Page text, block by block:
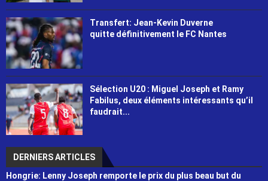
Transfert: Jean-Kevin Duverne
quitte définitivement le FC Nantes
Sélection U20 : Miguel Joseph et Ramy
Fabilus, deux éléments intéressants qu’il
faudrait...
DERNIERS ARTICLES
Hongrie: Lenny Joseph remporte le prix du plus beau but du